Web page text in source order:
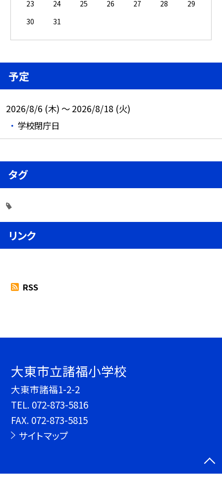
23
24 25 26 27 28
29
30
31
予定
2026/8/6 (木) ～ 2026/8/18 (火)
学校閉庁日
タグ
リンク
RSS
大東市立諸福小学校
大東市諸福1-2-2
TEL. 072-873-5816
FAX. 072-873-5815
サイトマップ